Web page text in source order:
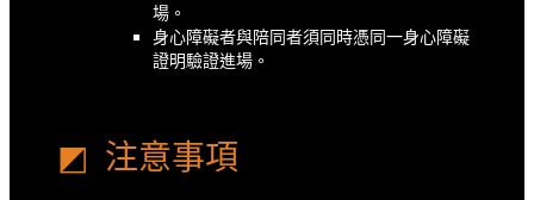
場。
身心障礙者與陪同者須同時憑同一身心障礙
證明驗證進場。
◩ 注意事項